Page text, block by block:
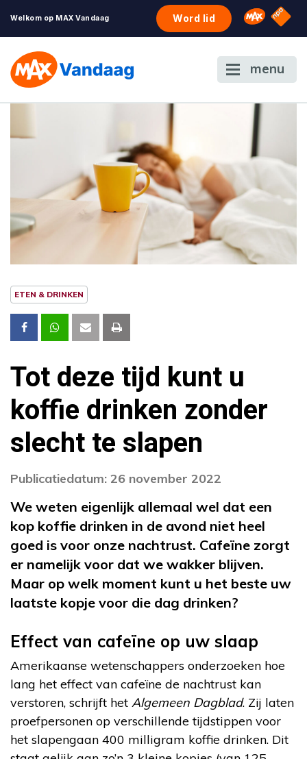
Welkom op MAX Vandaag Word lid Omroep
NPO
menu
ETEN & DRINKEN
Tot deze tijd kunt u
koffie drinken zonder
slecht te slapen
Publicatiedatum: 26 november 2022
We weten eigenlijk allemaal wel dat een
kop koffie drinken in de avond niet heel
goed is voor onze nachtrust. Cafeïne zorgt
er namelijk voor dat we wakker blijven.
Maar op welk moment kunt u het beste uw
laatste kopje voor die dag drinken?
Effect van cafeïne op uw slaap
Amerikaanse wetenschappers onderzoeken hoe
lang het effect van cafeïne de nachtrust kan
verstoren, schrijft het Algemeen Dagblad. Zij laten
proefpersonen op verschillende tijdstippen voor
het slapengaan 400 milligram koffie drinken. Dit